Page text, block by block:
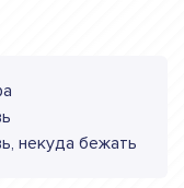
некуда бежать